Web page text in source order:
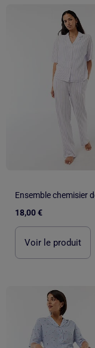
18,00 €
Voir le produit